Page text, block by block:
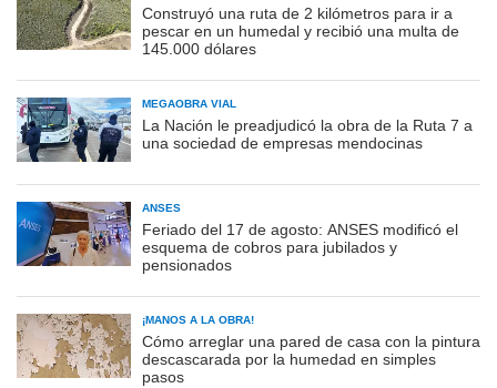
Construyó una ruta de 2 kilómetros para ir a
pescar en un humedal y recibió una multa de
145.000 dólares
MEGAOBRA VIAL
La Nación le preadjudicó la obra de la Ruta 7 a
una sociedad de empresas mendocinas
ANSES
Feriado del 17 de agosto: ANSES modificó el
esquema de cobros para jubilados y
pensionados
¡MANOS A LA OBRA!
Cómo arreglar una pared de casa con la pintura
descascarada por la humedad en simples
pasos